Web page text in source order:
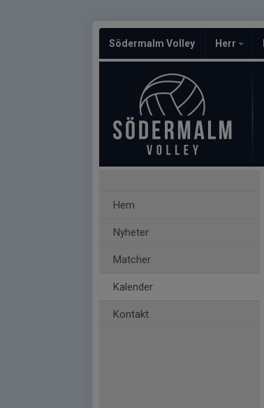
Södermalm Volley Herr
Hem
Nyheter
Matcher
Kalender
Kontakt